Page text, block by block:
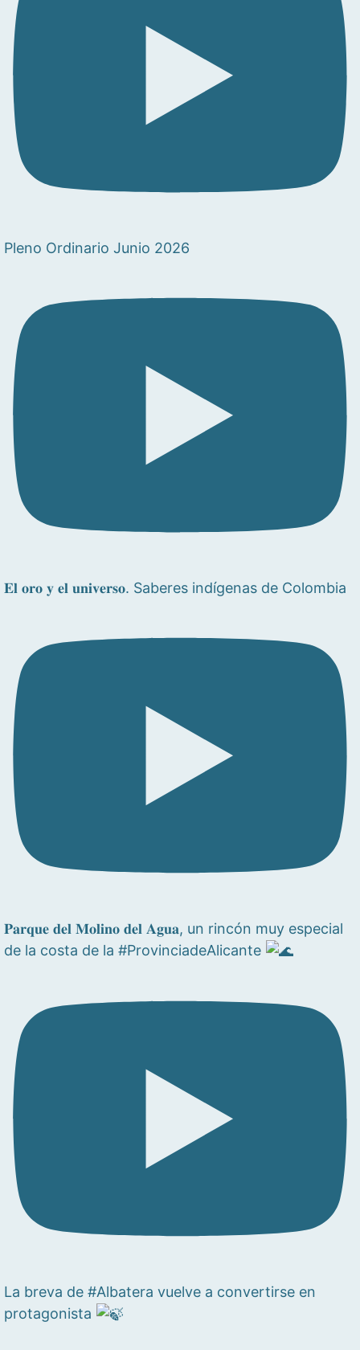
Pleno Ordinario Junio 2026
𝐄𝐥 𝐨𝐫𝐨 𝐲 𝐞𝐥 𝐮𝐧𝐢𝐯𝐞𝐫𝐬𝐨. Saberes indígenas de Colombia
𝐏𝐚𝐫𝐪𝐮𝐞 𝐝𝐞𝐥 𝐌𝐨𝐥𝐢𝐧𝐨 𝐝𝐞𝐥 𝐀𝐠𝐮𝐚, un rincón muy especial
de la costa de la #ProvinciadeAlicante
La breva de #Albatera vuelve a convertirse en
protagonista